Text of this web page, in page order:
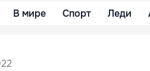
В мире Спорт Леди